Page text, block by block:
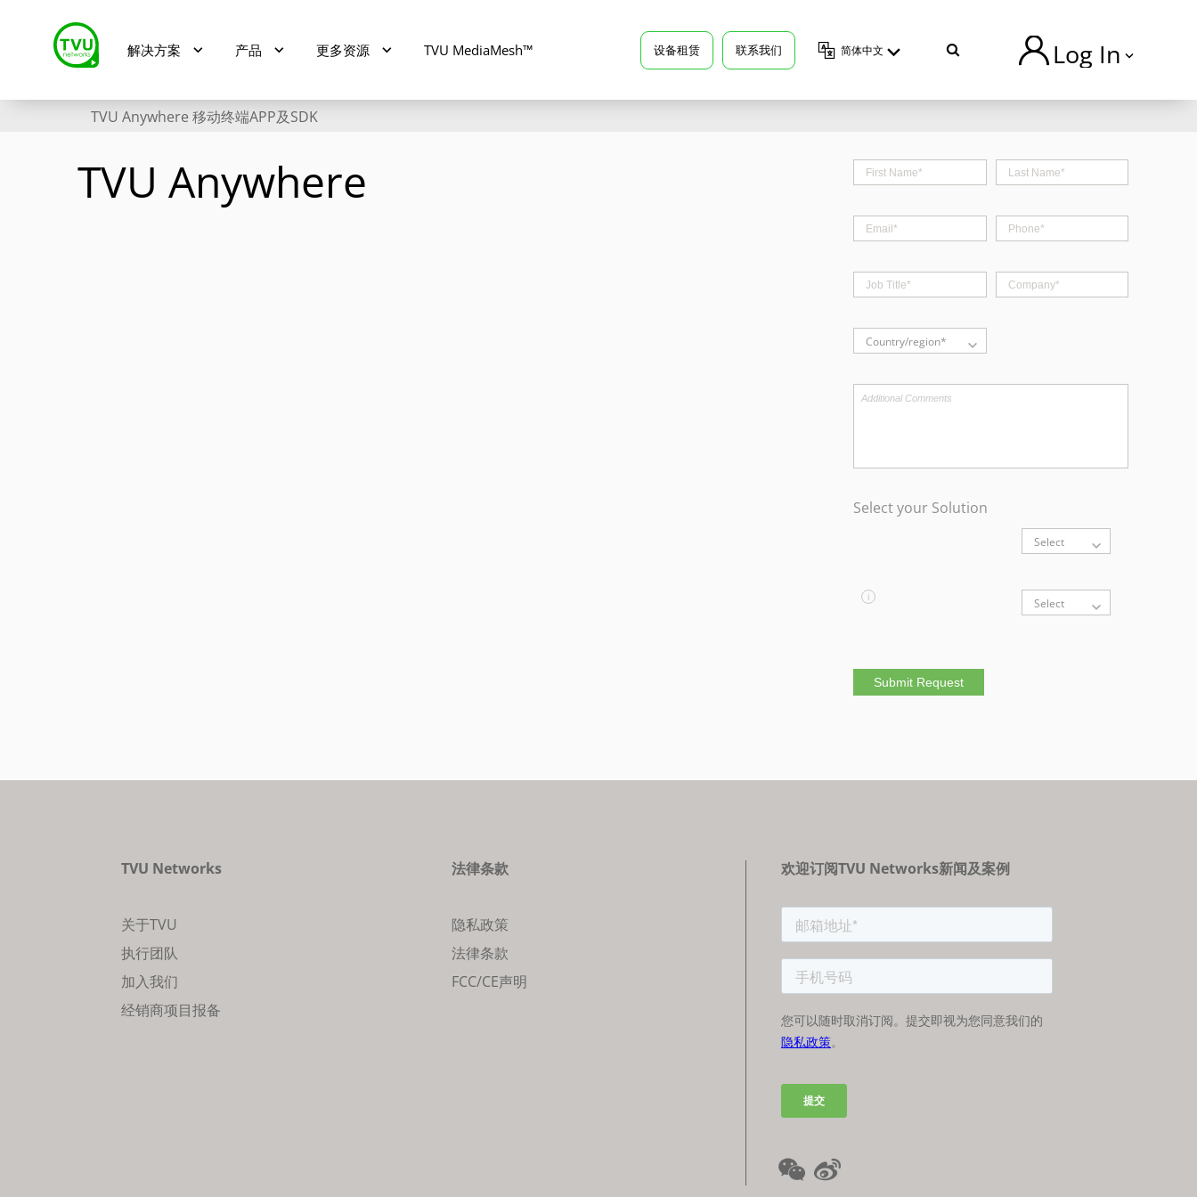
解决方案 产品 更多资源 TVU MediaMesh™ 设备租赁 联系我们 简体中文 Log In
管控系统
TVU Mediahub 云调度
TVU Remote Commentator
TVU Anywhere 移动终端APP及SDK
TVU Anywhere
Country/region*
Select your Solution
Select
Select
TVU Networks
关于TVU
执行团队
加入我们
经销商项目报备
法律条款
隐私政策
法律条款
FCC/CE声明
欢迎订阅TVU Networks新闻及案例